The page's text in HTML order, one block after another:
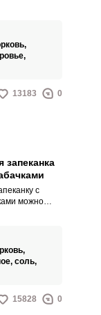
и не
13183 0
запеканка
с
можно
для
соль,
15828 0